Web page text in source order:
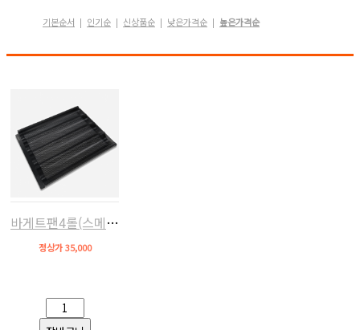
기본순서 | 인기순 | 신상품순 | 낮은가격순 | 높은가격순
바게트팬4롤(스메그/지에라/에카 호환)
정상가 35,000